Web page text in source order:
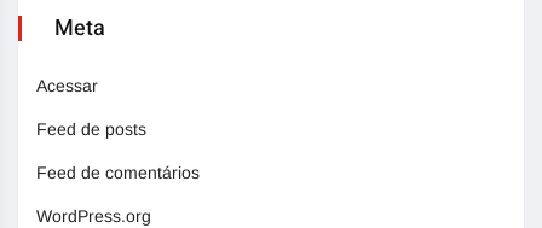
Meta
Acessar
Feed de posts
Feed de comentários
WordPress.org